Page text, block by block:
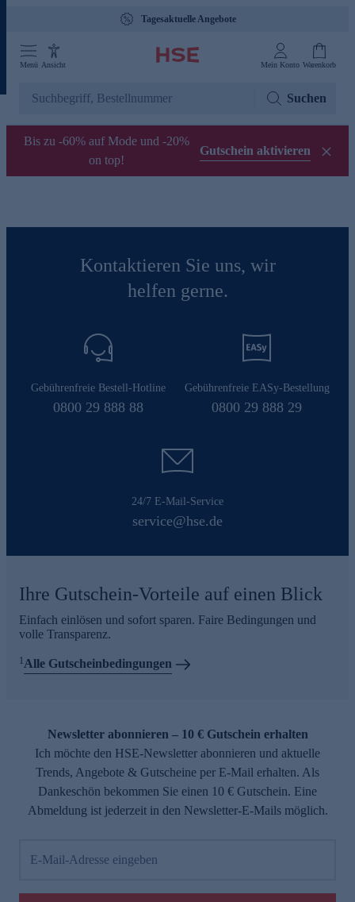
Tagesaktuelle Angebote
Menü Ansicht Mein Konto Warenkorb
Suchen
Bis zu -60% auf Mode und -20%
on top!
Gutschein aktivieren
Kontaktieren Sie uns, wir
helfen gerne.
Gebührenfreie Bestell-Hotline
0800 29 888 88
Gebührenfreie EASy-Bestellung
0800 29 888 29
24/7 E-Mail-Service
service@hse.de
Ihre Gutschein-Vorteile auf einen Blick
Einfach einlösen und sofort sparen. Faire Bedingungen und
volle Transparenz.
1Alle Gutscheinbedingungen
Newsletter abonnieren – 10 € Gutschein erhalten
Ich möchte den HSE-Newsletter abonnieren und aktuelle
Trends, Angebote & Gutscheine per E-Mail erhalten. Als
Dankeschön bekommen Sie einen 10 € Gutschein. Eine
Abmeldung ist jederzeit in den Newsletter-E-Mails möglich.
E-Mail-Adresse eingeben